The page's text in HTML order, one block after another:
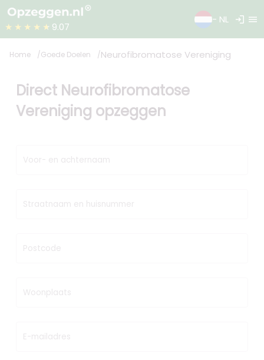
★★★★★ 9.07
- NL login menu
Home Goede Doelen Neurofibromatose Vereniging
Direct Neurofibromatose
Vereniging opzeggen
Voor- en achternaam
Straatnaam en huisnummer
Postcode
Woonplaats
E-mailadres